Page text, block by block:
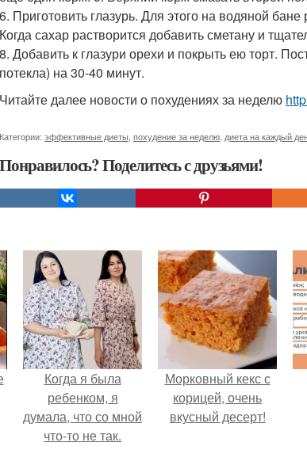
6. Приготовить глазурь. Для этого на водяной
Когда сахар растворится добавить сметану и
8. Добавить к глазури орехи и покрыть ею торт.
потекла) на 30-40 минут.
Читайте далее новости о похудениях за неделю
Категории: эффективные диеты похудение за неделю диета на каждый
Понравилось? Поделитесь с друзьями!
Когда я была
ребенком, я
думала, что со мной
что-то не так.
Морковный кекс с
корицей, очень
вкусный десерт!